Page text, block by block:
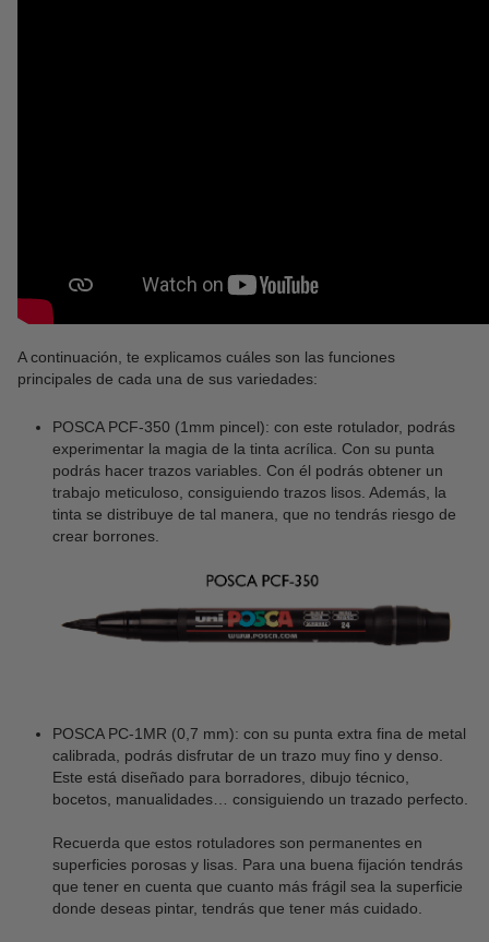
A continuación, te explicamos cuáles son las funciones
principales de cada una de sus variedades:
POSCA PCF-350 (1mm pincel): con este rotulador, podrás
experimentar la magia de la tinta acrílica. Con su punta
podrás hacer trazos variables. Con él podrás obtener un
trabajo meticuloso, consiguiendo trazos lisos. Además, la
tinta se distribuye de tal manera, que no tendrás riesgo de
crear borrones.
POSCA PC-1MR (0,7 mm): con su punta extra fina de metal
calibrada, podrás disfrutar de un trazo muy fino y denso.
Este está diseñado para borradores, dibujo técnico,
bocetos, manualidades… consiguiendo un trazado perfecto.
Recuerda que estos rotuladores son permanentes en
superficies porosas y lisas. Para una buena fijación tendrás
que tener en cuenta que cuanto más frágil sea la superficie
donde deseas pintar, tendrás que tener más cuidado.